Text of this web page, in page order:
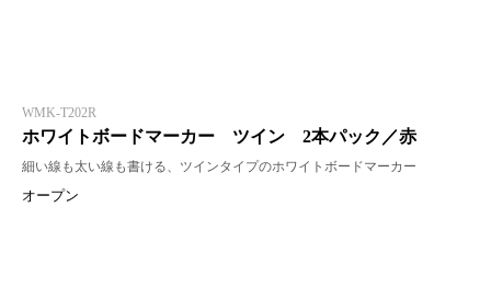
WMK-T202R
ホワイトボードマーカー ツイン 2本パック／赤
細い線も太い線も書ける、ツインタイプのホワイトボードマーカー
オープン